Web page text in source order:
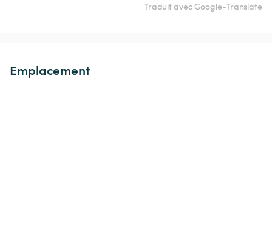
Traduit avec Google-Translate
Emplacement